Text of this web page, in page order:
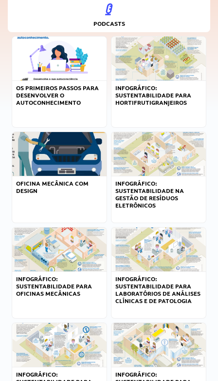
PODCASTS
OS PRIMEIROS PASSOS PARA
DESENVOLVER O
AUTOCONHECIMENTO
INFOGRÁFICO:
SUSTENTABILIDADE PARA
HORTIFRUTIGRANJEIROS
OFICINA MECÂNICA COM
DESIGN
INFOGRÁFICO:
SUSTENTABILIDADE NA
GESTÃO DE RESÍDUOS
ELETRÔNICOS
INFOGRÁFICO:
SUSTENTABILIDADE PARA
OFICINAS MECÂNICAS
INFOGRÁFICO:
SUSTENTABILIDADE PARA
LABORATÓRIOS DE ANÁLISES
CLÍNICAS E DE PATOLOGIA
INFOGRÁFICO:
INFOGRÁFICO: